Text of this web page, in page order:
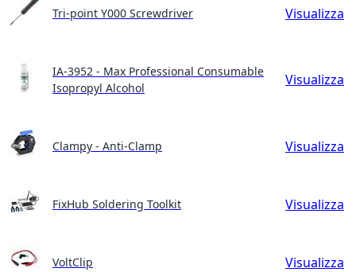
Tri-point Y000 Screwdriver Visualizza
IA-3952 - Max Professional Consumable
Isopropyl Alcohol
Visualizza
Clampy - Anti-Clamp Visualizza
FixHub Soldering Toolkit Visualizza
VoltClip Visualizza